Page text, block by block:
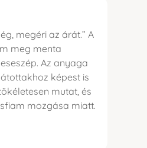
megéri az árát.” A
meg menta
Az anyaga
képest is
mutat, és
mozgása miatt.